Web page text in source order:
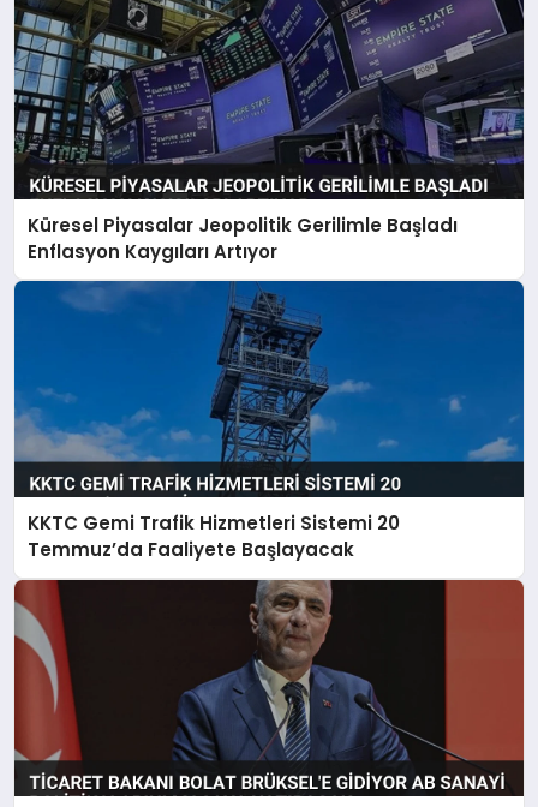
Küresel Piyasalar Jeopolitik Gerilimle Başladı
Enflasyon Kaygıları Artıyor
KKTC Gemi Trafik Hizmetleri Sistemi 20
Temmuz’da Faaliyete Başlayacak